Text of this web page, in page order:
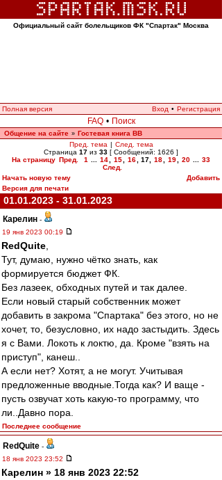
Официальный сайт болельщиков ФК "Спартак" Москва
Полная версия Вход • Регистрация
FAQ • Поиск
Общение на сайте » Гостевая книга ВВ
Пред. тема | След. тема
Страница 17 из 33 [ Сообщений: 1626 ]
На страницу Пред. 1 14 15 16 17 18 19 20
33
След.
Начать новую тему
Добавить
Версия для печати
01.01.2023 - 31.01.2023
Карелин -
19 янв 2023 00:19
RedQuite
Тут, думаю, нужно чётко знать, как
формируется бюджет ФК.
Без лазеек, обходных путей и так далее.
Если новый старый собственник может
добавить в закрома "Спартака" без этого, но не
хочет, то, безусловно, их надо застыдить. Здесь
я с Вами. Локоть к локтю, да. Кроме "взять на
приступ", канеш..
А если нет? Хотят, а не могут. Учитывая
предложенные вводные.Тогда как? И ваще -
пусть озвучат хоть какую-то программу, что
ли..Давно пора.
Последнее сообщение
RedQuite -
18 янв 2023 23:52
Карелин » 18 янв 2023 22:52